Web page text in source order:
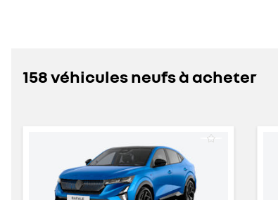
158 véhicules neufs à acheter